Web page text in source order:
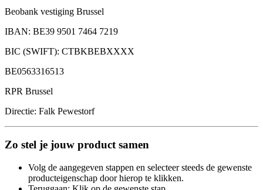
Beobank vestiging Brussel
IBAN: BE39 9501 7464 7219
BIC (SWIFT): CTBKBEBXXXX
BE0563316513
RPR Brussel
Directie: Falk Pewestorf
Zo stel je jouw product samen
Volg de aangegeven stappen en selecteer steeds de gewenste
producteigenschap door hierop te klikken.